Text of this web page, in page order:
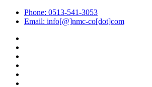
Phone: 0513-541-3053
Email: info[@]nmc-co[dot]com